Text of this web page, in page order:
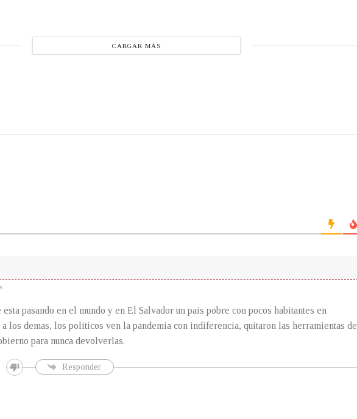
CARGAR MÁS
pasando en el mundo y en El Salvador un pais pobre con pocos habitantes en
a los demas, los politicos ven la pandemia con indiferencia, quitaron las herramientas de
para nunca devolverlas.
Responder